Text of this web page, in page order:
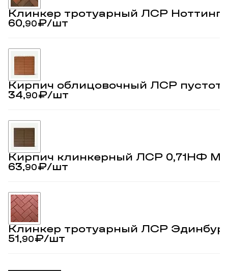
Клинкер тротуарный ЛСР
60,90₽/шт
Кирпич облицовочный ЛСР
34,90₽/шт
Кирпич клинкерный ЛСР 0,71НФ
63,90₽/шт
Клинкер тротуарный ЛСР
51,90₽/шт